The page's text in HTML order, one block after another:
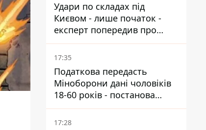
Удари по складах під
Києвом - лише початок -
експерт попередив про
нову загрозу
17:35
Податкова передасть
Міноборони дані чоловіків
18-60 років - постанова
Кабміну
17:28